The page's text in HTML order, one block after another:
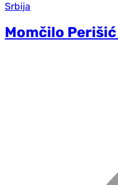
Srbija
Momčilo